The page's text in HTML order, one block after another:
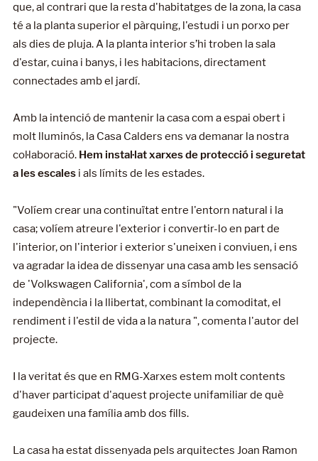
que, al contrari que la resta d'habitatges de la zona, la casa
té a la planta superior el pàrquing, l'estudi i un porxo per
als dies de pluja. A la planta interior s’hi troben la sala
d'estar, cuina i banys, i les habitacions, directament
connectades amb el jardí.
Amb la intenció de mantenir la casa com a espai obert i
molt lluminós, la Casa Calders ens va demanar la nostra
col·laboració. Hem instal·lat xarxes de protecció i seguretat
a les escalesi als límits de les estades.
"Volíem crear una continuïtat entre l'entorn natural i la
casa; volíem atreure l'exterior i convertir-lo en part de
l'interior, on l'interior i exterior s'uneixen i conviuen, i ens
va agradar la idea de dissenyar una casa amb les sensació
de 'Volkswagen California', com a símbol de la
independència i la llibertat, combinant la comoditat, el
rendiment i l'estil de vida a la natura ", comenta l'autor del
projecte.
I la veritat és que en RMG-Xarxes estem molt contents
d'haver participat d'aquest projecte unifamiliar de què
gaudeixen una família amb dos fills.
La casa ha estat dissenyada pels arquitectes Joan Ramon